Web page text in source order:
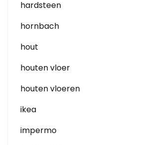
hardsteen
hornbach
hout
houten vloer
houten vloeren
ikea
impermo